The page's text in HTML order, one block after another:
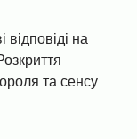
на
та сенсу